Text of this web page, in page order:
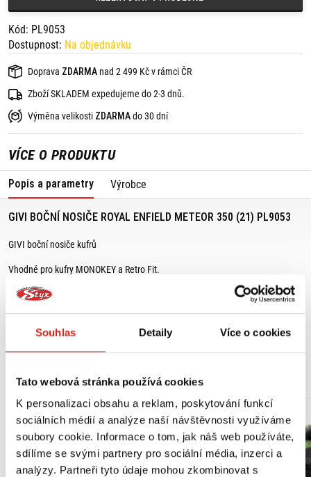
Souhlas Detaily Více o cookies
Tato webová stránka používá cookies
K personalizaci obsahu a reklam, poskytování funkcí
sociálních médií a analýze naší návštěvnosti využíváme
soubory cookie. Informace o tom, jak náš web používáte,
sdílíme se svými partnery pro sociální média, inzerci a
analýzy. Partneři tyto údaje mohou zkombinovat s
Kód: PL9053
Dostupnost: Na objednávku
Doprava ZDARMA nad 2 499 Kč v rámci ČR
Zboží SKLADEM expedujeme do 2-3 dnů.
Výměna velikosti ZDARMAdo 30 dní
VÍCE O PRODUKTU
Popis a parametry Výrobce
GIVI BOČNÍ NOSIČE ROYAL ENFIELD METEOR 350 (21) PL9053
GIVI boční nosiče kufrů
Vhodné pro kufry MONOKEY a Retro Fit.
Vhodné pro: